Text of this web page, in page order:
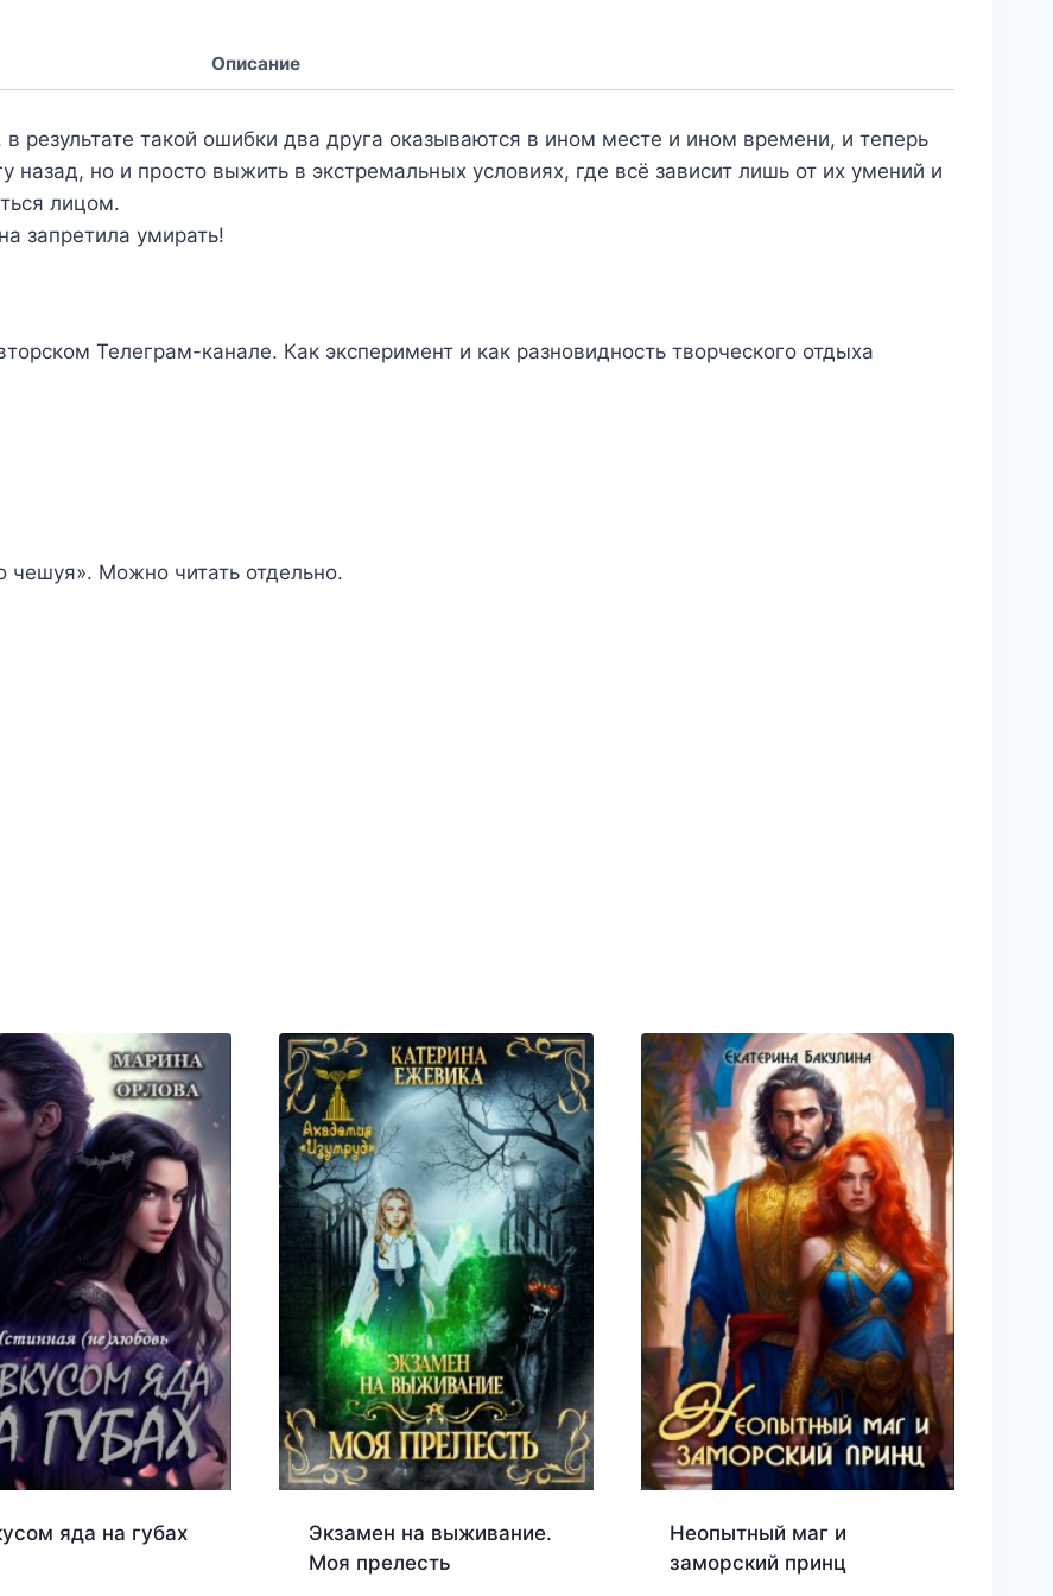
Описание
результате такой ошибки два друга оказываются в ином месте и ином времени, и теперь
назад, но и просто выжить в экстремальных условиях, где всё зависит лишь от их умений и
лицом.
запретила умирать!
Телеграм-канале. Как эксперимент и как разновидность творческого отдыха
чешуя». Можно читать отдельно.
яда на губах
Экзамен на выживание.
Моя прелесть
Неопытный маг и
заморский принц